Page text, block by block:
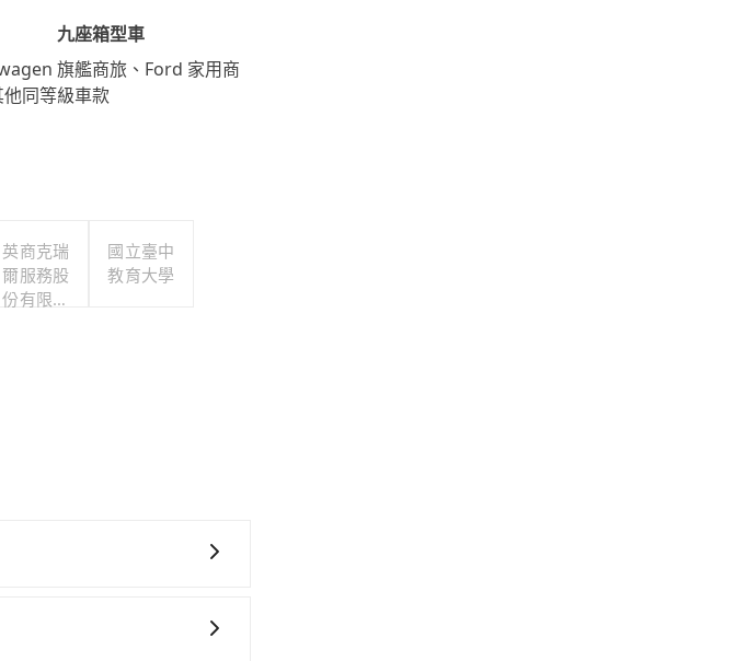
九座箱型車
旗艦商旅、Ford 家用商
同等級車款
英商克瑞
爾服務股
份有限公
國立臺中
教育大學
，叫一輛計程車花費約600